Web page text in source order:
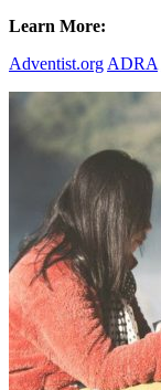
Learn More:
Adventist.org ADRA